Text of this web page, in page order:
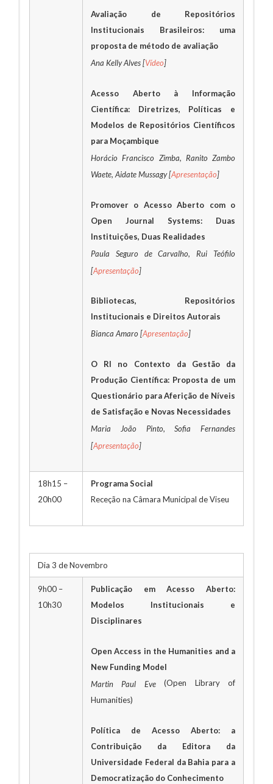
Avaliação de Repositórios
Institucionais Brasileiros: uma
proposta de método de avaliação
Ana Kelly Alves [Vídeo]
Acesso Aberto à Informação
Científica: Diretrizes, Políticas e
Modelos de Repositórios Científicos
para Moçambique
Horácio Francisco Zimba, Ranito Zambo
Waete, Aidate Mussagy [Apresentação]
Promover o Acesso Aberto com o
Open Journal Systems: Duas
Instituições, Duas Realidades
Paula Seguro de Carvalho, Rui Teófilo
[Apresentação]
Bibliotecas, Repositórios
Institucionais e Direitos Autorais
Bianca Amaro [Apresentação]
O RI no Contexto da Gestão da
Produção Científica: Proposta de um
Questionário para Aferição de Níveis
de Satisfação e Novas Necessidades
Maria João Pinto, Sofia Fernandes
[Apresentação]
18h15 –
20h00
Programa Social
Receção na Câmara Municipal de Viseu
Dia 3 de Novembro
9h00 –
10h30
Publicação em Acesso Aberto:
Modelos Institucionais e
Disciplinares
Open Access in the Humanities and a
New Funding Model
Martin Paul Eve(Open Library of
Humanities)
Política de Acesso Aberto: a
Contribuição da Editora da
Universidade Federal da Bahia para a
Democratização do Conhecimento